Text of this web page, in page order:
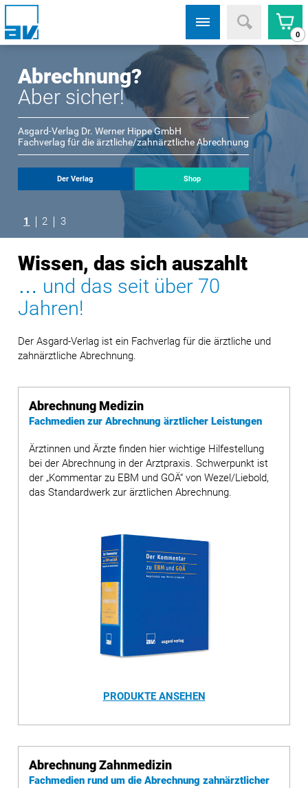
0
1 2 3
Abrechnung?
Aber sicher!
Asgard-Verlag Dr. Werner Hippe GmbH
Fachverlag für die ärztliche/zahnärztliche Abrechnung
Der Verlag Shop
Wissen, das sich auszahlt
… und das seit über 70
Jahren!
Der Asgard-Verlag ist ein Fachverlag für die ärztliche und
zahnärztliche Abrechnung.
Abrechnung Medizin
Fachmedien zur Abrechnung ärztlicher Leistungen
Ärztinnen und Ärzte finden hier wichtige Hilfestellung
bei der Abrechnung in der Arztpraxis. Schwerpunkt ist
der „Kommentar zu EBM und GOÄ“ von Wezel/Liebold,
das Standardwerk zur ärztlichen Abrechnung.
PRODUKTE ANSEHEN
Abrechnung Zahnmedizin
Fachmedien rund um die Abrechnung zahnärztlicher